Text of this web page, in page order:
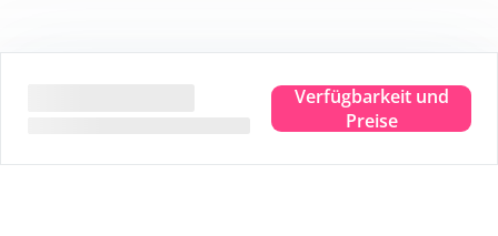
Verfügbarkeit und
Preise
Dank jullie wel voor deze reactie!